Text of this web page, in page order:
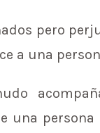
pero
a una
una